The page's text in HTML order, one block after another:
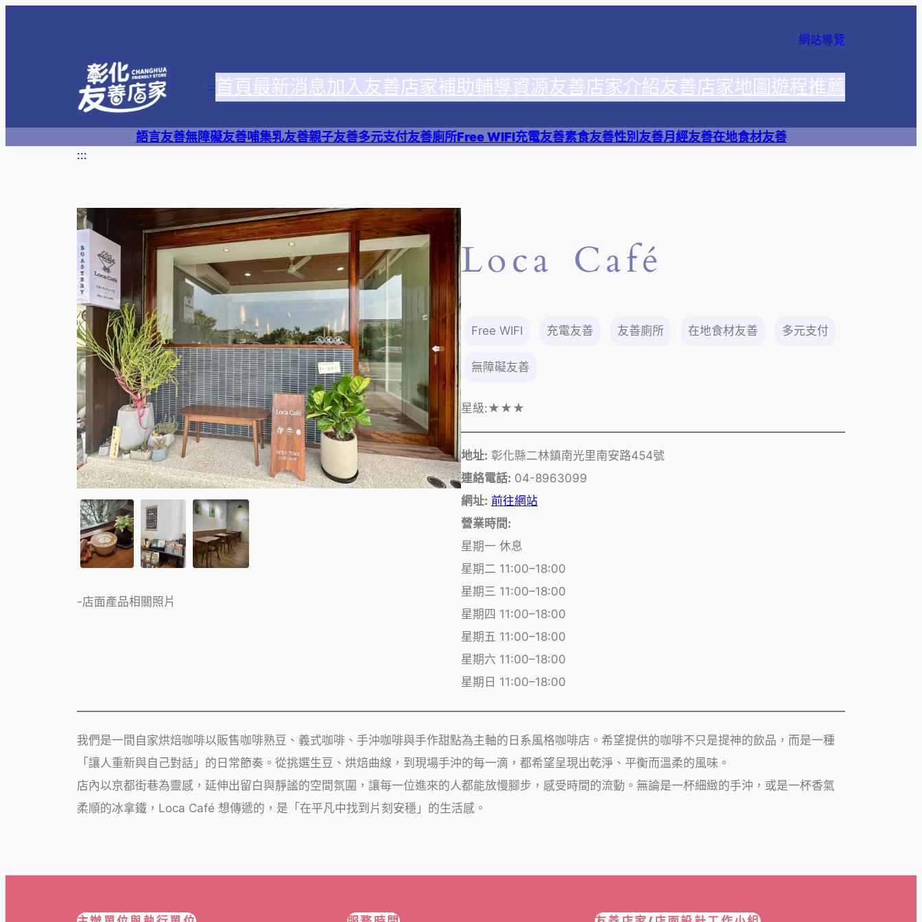
網站導覽
:::首頁最新消息加入友善店家補助輔導資源友善店家介紹友善店家地圖遊程推薦
語言友善無障礙友善哺集乳友善親子友善多元支付友善廁所Free WIFI充電友善素食友善性別友善月經友善在地食材友善
:::
-店面產品相關照片
Loca Café
Free WIFI 充電友善 友善廁所 在地食材友善 多元支付
無障礙友善
星級:★★★
地址: 彰化縣二林鎮南光里南安路454號
連絡電話: 04-8963099
網址: 前往網站
營業時間:
星期一 休息
星期二 11:00–18:00
星期三 11:00–18:00
星期四 11:00–18:00
星期五 11:00–18:00
星期六 11:00–18:00
星期日 11:00–18:00
我們是一間自家烘焙咖啡以販售咖啡熟豆、義式咖啡、手沖咖啡與手作甜點為主軸的日系風格咖啡店。希望提供的咖啡不只是提神的飲品，而是一種
「讓人重新與自己對話」的日常節奏。從挑選生豆、烘焙曲線，到現場手沖的每一滴，都希望呈現出乾淨、平衡而溫柔的風味。
店內以京都街巷為靈感，延伸出留白與靜謐的空間氛圍，讓每一位進來的人都能放慢腳步，感受時間的流動。無論是一杯細緻的手沖，或是一杯香氣
柔順的冰拿鐵，Loca Café 想傳遞的，是「在平凡中找到片刻安穩」的生活感。